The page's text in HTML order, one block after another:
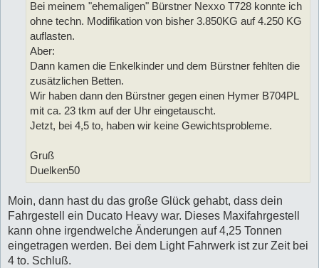
Bei meinem "ehemaligen" Bürstner Nexxo T728 konnte ich
ohne techn. Modifikation von bisher 3.850KG auf 4.250 KG
auflasten.
Aber:
Dann kamen die Enkelkinder und dem Bürstner fehlten die
zusätzlichen Betten.
Wir haben dann den Bürstner gegen einen Hymer B704PL
mit ca. 23 tkm auf der Uhr eingetauscht.
Jetzt, bei 4,5 to, haben wir keine Gewichtsprobleme.
Gruß
Duelken50
Moin, dann hast du das große Glück gehabt, dass dein
Fahrgestell ein Ducato Heavy war. Dieses Maxifahrgestell
kann ohne irgendwelche Änderungen auf 4,25 Tonnen
eingetragen werden. Bei dem Light Fahrwerk ist zur Zeit bei
4 to. Schluß.